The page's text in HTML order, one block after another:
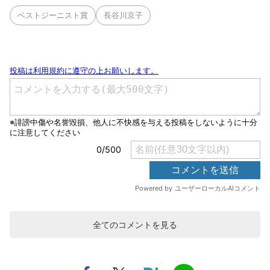
ベストジーニスト賞 長谷川京子
全てのコメントを見る